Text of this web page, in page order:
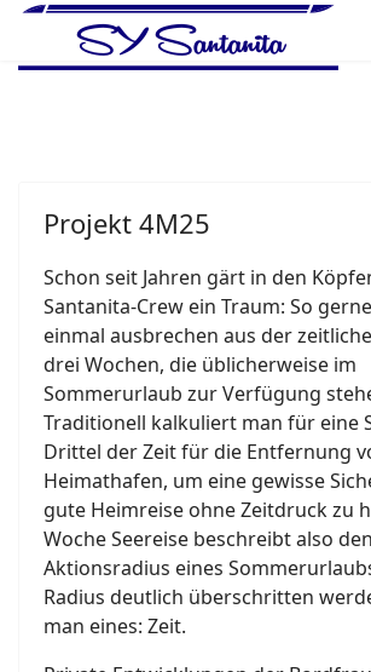
Projekt 4M25
Schon seit Jahren gärt in den
Santanita-Crew ein Traum: So
einmal ausbrechen aus der
drei Wochen, die üblicherweise im
Sommerurlaub zur Verfügung
Traditionell kalkuliert man für eine
Drittel der Zeit für die Entfernung
Heimathafen, um eine gewisse
gute Heimreise ohne Zeitdruck zu
Woche Seereise beschreibt also den
Aktionsradius eines
Radius deutlich überschritten
man eines: Zeit.